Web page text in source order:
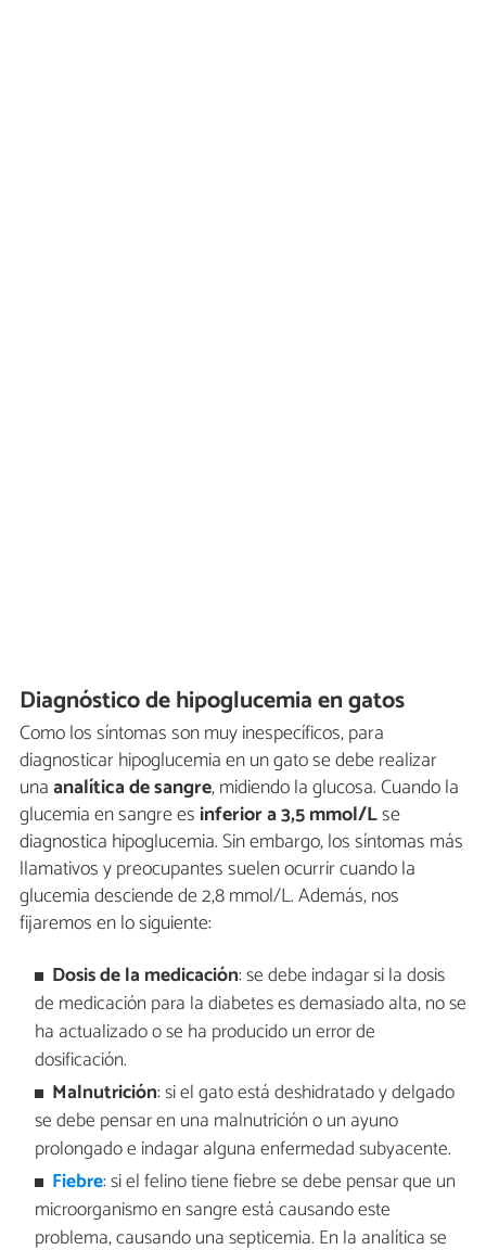
Diagnóstico de hipoglucemia en gatos
Como los síntomas son muy inespecíficos, para
diagnosticar hipoglucemia en un gato se debe realizar
unaanalítica de sangre, midiendo la glucosa. Cuando la
glucemia en sangre es inferior a 3,5 mmol/Lse
diagnostica hipoglucemia. Sin embargo, los síntomas más
llamativos y preocupantes suelen ocurrir cuando la
glucemia desciende de 2,8 mmol/L. Además, nos
fijaremos en lo siguiente:
Dosis de la medicación: se debe indagar si la dosis
de medicación para la diabetes es demasiado alta, no se
ha actualizado o se ha producido un error de
dosificación.
Malnutrición: si el gato está deshidratado y delgado
se debe pensar en una malnutrición o un ayuno
prolongado e indagar alguna enfermedad subyacente.
Fiebre: si el felino tiene fiebre se debe pensar que un
microorganismo en sangre está causando este
problema, causando una septicemia. En la analítica se